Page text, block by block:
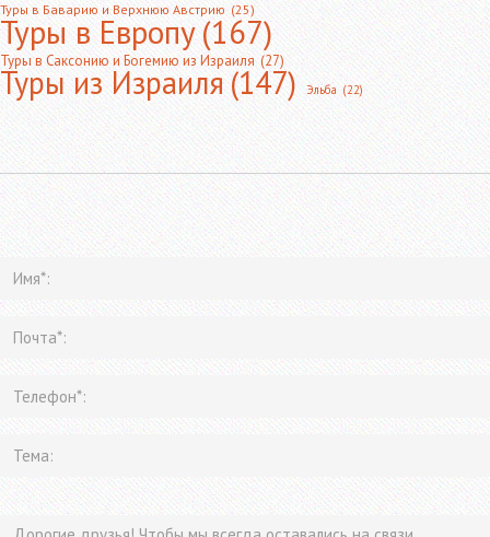
Туры в Баварию и Верхнюю Австрию (25)
Туры в Европу(167)
Туры в Саксонию и Богемию из Израиля (27)
Туры из Израиля(147) Эльба (22)